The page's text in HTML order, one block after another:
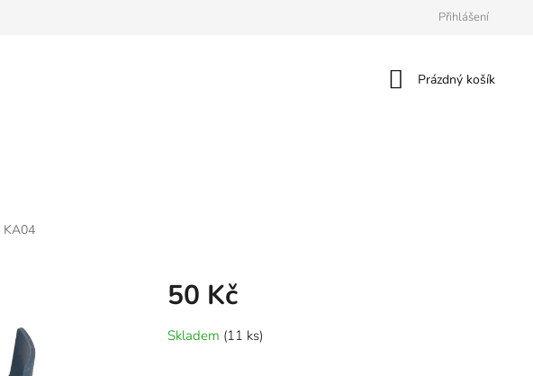
Přihlášení
Nákupní
Prázdný košík
KA04
50 Kč
Měrná
cena:
Skladem (11 ks)